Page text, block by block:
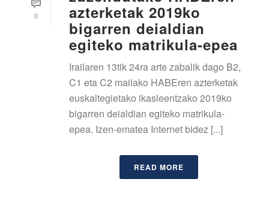
0 azterketak 2019ko
bigarren deialdian
egiteko matrikula-epea
Irailaren 13tik 24ra arte zabalik dago B2,
C1 eta C2 mailako HABEren azterketak
euskaltegietako ikasleentzako 2019ko
bigarren deialdian egiteko matrikula-
epea. Izen-ematea Internet bidez [...]
READ MORE